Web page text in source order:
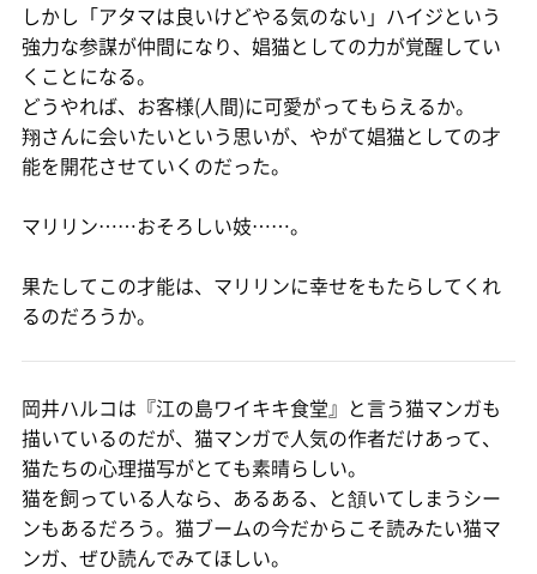
しかし「アタマは良いけどやる気のない」ハイジという
強力な参謀が仲間になり、娼猫としての力が覚醒してい
くことになる。
どうやれば、お客様(人間)に可愛がってもらえるか。
翔さんに会いたいという思いが、やがて娼猫としての才
能を開花させていくのだった。
マリリン……おそろしい妓……。
果たしてこの才能は、マリリンに幸せをもたらしてくれ
るのだろうか。
岡井ハルコは『江の島ワイキキ食堂』と言う猫マンガも
描いているのだが、猫マンガで人気の作者だけあって、
猫たちの心理描写がとても素晴らしい。
猫を飼っている人なら、あるある、と頷いてしまうシー
ンもあるだろう。猫ブームの今だからこそ読みたい猫マ
ンガ、ぜひ読んでみてほしい。